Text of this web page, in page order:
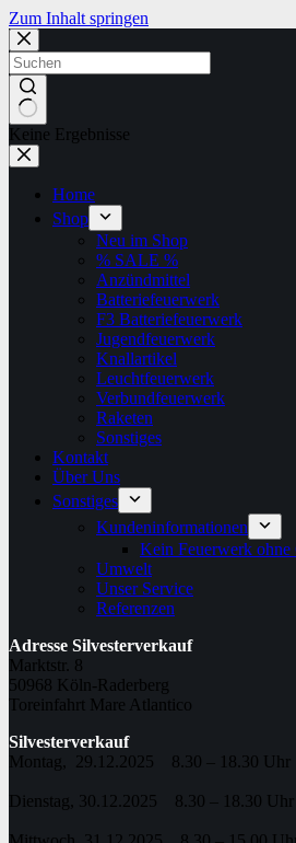
Zum Inhalt springen
Keine Ergebnisse
Home
Shop
Neu im Shop
% SALE %
Anzündmittel
Batteriefeuerwerk
F3 Batteriefeuerwerk
Jugendfeuerwerk​
Knallartikel
Leuchtfeuerwerk​
Verbundfeuerwerk
Raketen
Sonstiges
Kontakt
Über Uns
Sonstiges
Kundeninformationen
Kein Feuerwerk ohne
Umwelt
Unser Service
Referenzen
Adresse Silvesterverkauf
Marktstr. 8
50968 Köln-Raderberg
Toreinfahrt Mare Atlantico
Silvesterverkauf
Montag, 29.12.2025 8.30 – 18.30 Uhr
Dienstag, 30.12.2025 8.30 – 18.30 Uhr